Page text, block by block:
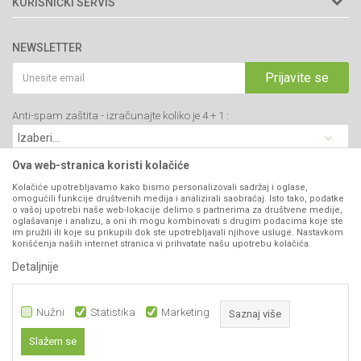
34000 Kragujevac, Srbija
webshop@agromarket.rs
PIB: 102135221
Matični broj: 07593252
Prodavnice
Brendovi
Katalozi
Blog
Najčešća pitanja
Politika privatnosti
Kako kupiti
Isporuka
Click & Collect
Načini plaćanja
Plaćanje karticama
Web kredit Raiffeisen banke
Pravo na odustajanje
Reklamacije
Zamena artikala
NEWSLETTER
Prijavite se
Anti-spam zaštita - izračunajte koliko je 4 + 1 :
VIBER I SMS NEWSLETTER
Prijavite se
PRATITE NAS
Ova web-stranica koristi kolačiće
Kolačiće upotrebljavamo kako bismo personalizovali sadržaj i oglase,
omogućili funkcije društvenih medija i analizirali saobraćaj. Isto tako, podatke
o vašoj upotrebi naše web-lokacije delimo s partnerima za društvene medije,
oglašavanje i analizu, a oni ih mogu kombinovati s drugim podacima koje ste
im pružili ili koje su prikupili dok ste upotrebljavali njihove usluge. Nastavkom
korišćenja naših internet stranica vi prihvatate našu upotrebu kolačića.
Detaljnije
Nužni Statistika Marketing Saznaj više
Slažem se